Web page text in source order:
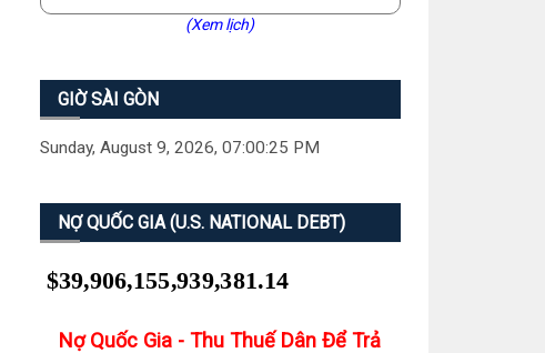
(Xem lịch)
GIỜ SÀI GÒN
Sunday, August 9, 2026, 07:00:26 PM
NỢ QUỐC GIA (U.S. NATIONAL DEBT)
Nợ Quốc Gia - Thu Thuế Dân Để Trả